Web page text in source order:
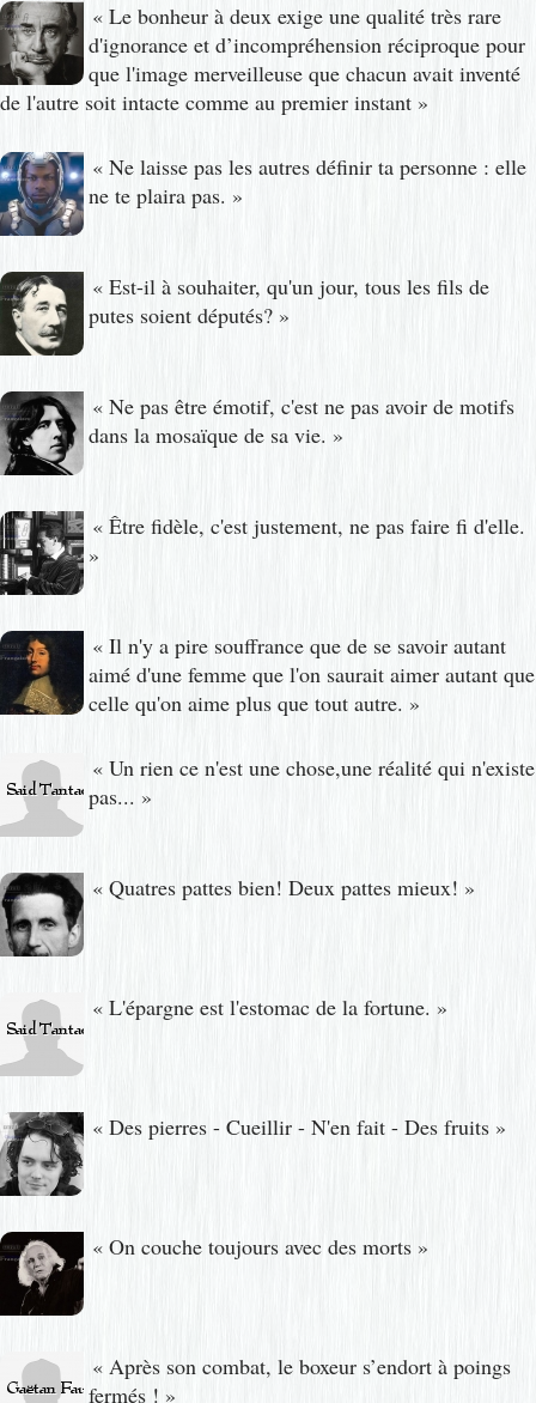
« Le bonheur à deux exige une qualité très rare
d'ignorance et d’incompréhension réciproque pour
que l'image merveilleuse que chacun avait inventé
de l'autre soit intacte comme au premier instant »
« Ne laisse pas les autres définir ta personne : elle
ne te plaira pas. »
« Est-il à souhaiter, qu'un jour, tous les fils de
putes soient députés?»
« Ne pas être émotif, c'est ne pas avoir de motifs
dans la mosaïque de sa vie. »
« Être fidèle, c'est justement, ne pas faire fi d'elle.
»
« Il n'y a pire souffrance que de se savoir autant
aimé d'une femme que l'on saurait aimer autant que
celle qu'on aime plus que tout autre. »
« Un rien ce n'est une chose,une réalité qui n'existe
pas... »
« Quatres pattes bien! Deux pattes mieux! »
« L'épargne est l'estomac de la fortune. »
« Des pierres - Cueillir - N'en fait - Des fruits»
« On couche toujours avec des morts»
« Après son combat, le boxeur s’endort à poings
fermés ! »